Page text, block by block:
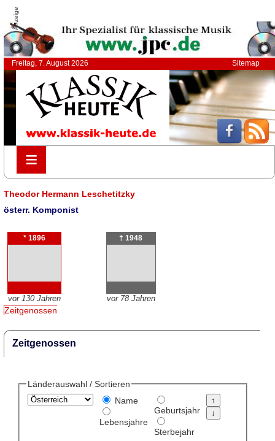
Anzeige
Freitag, 7. August 2026 Sitemap
≡
≡
Theodor Hermann Leschetitzky
österr. Komponist
* 1896
vor 130 Jahren
† 1948
vor 78 Jahren
Zeitgenossen
Zeitgenossen
Länderauswahl / Sortieren
Name
Lebensjahre
Geburtsjahr
Sterbejahr